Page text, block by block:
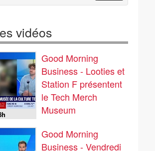
vidéos
Good Morning
Business - Looties et
Station F présentent
le Tech Merch
Museum
Good Morning
Business - Vendredi